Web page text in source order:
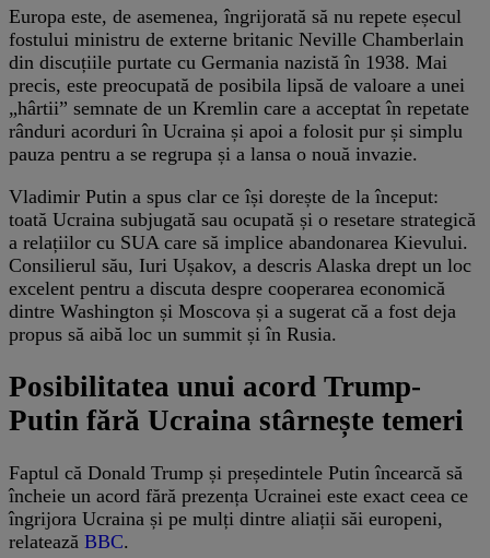
Europa este, de asemenea, îngrijorată să nu repete eșecul
fostului ministru de externe britanic Neville Chamberlain
din discuțiile purtate cu Germania nazistă în 1938. Mai
precis, este preocupată de posibila lipsă de valoare a unei
„hârtii” semnate de un Kremlin care a acceptat în repetate
rânduri acorduri în Ucraina și apoi a folosit pur și simplu
pauza pentru a se regrupa și a lansa o nouă invazie.
Vladimir Putin a spus clar ce își dorește de la început:
toată Ucraina subjugată sau ocupată și o resetare strategică
a relațiilor cu SUA care să implice abandonarea Kievului.
Consilierul său, Iuri Ușakov, a descris Alaska drept un loc
excelent pentru a discuta despre cooperarea economică
dintre Washington și Moscova și a sugerat că a fost deja
propus să aibă loc un summit și în Rusia.
Posibilitatea unui acord Trump-
Putin fără Ucraina stârnește temeri
Faptul că Donald Trump și președintele Putin încearcă să
încheie un acord fără prezența Ucrainei este exact ceea ce
îngrijora Ucraina și pe mulți dintre aliații săi europeni,
relatează BBC.